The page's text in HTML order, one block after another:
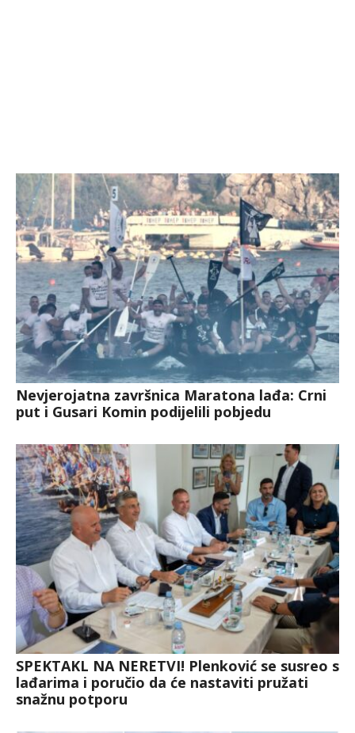
Nevjerojatna završnica Maratona lađa: Crni
put i Gusari Komin podijelili pobjedu
SPEKTAKL NA NERETVI! Plenković se susreo s
lađarima i poručio da će nastaviti pružati
snažnu potporu